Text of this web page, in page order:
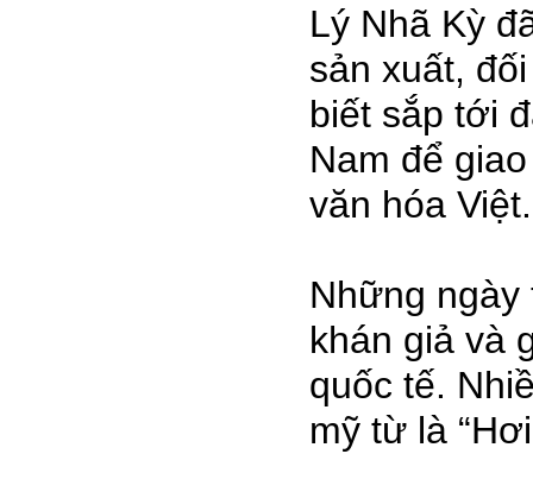
Lý Nhã Kỳ
sản xuất,
biết sắp tới
Nam để
văn hóa Việt.
Những ngày
khán giả và
quốc tế.
mỹ từ là